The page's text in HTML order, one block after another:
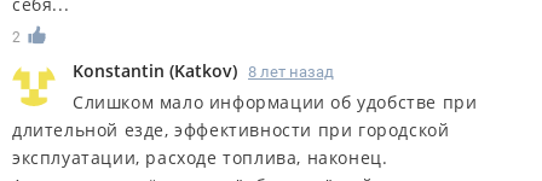
себя...
2
Konstantin (Katkov) 8 лет назад
Слишком мало информации об удобстве при
длительной езде, эффективности при городской
эксплуатации, расходе топлива, наконец.